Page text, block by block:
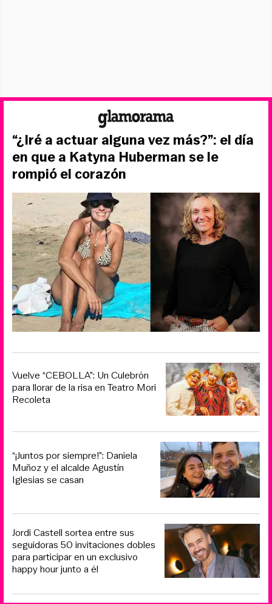
“¿Iré a actuar alguna vez más?”: el día
en que a Katyna Huberman se le
rompió el corazón
Vuelve “CEBOLLA”: Un Culebrón
para llorar de la risa en Teatro Mori
Recoleta
“¡Juntos por siempre!”: Daniela
Muñoz y el alcalde Agustín
Iglesias se casan
Jordi Castell sortea entre sus
seguidoras 50 invitaciones dobles
para participar en un exclusivo
happy hour junto a él